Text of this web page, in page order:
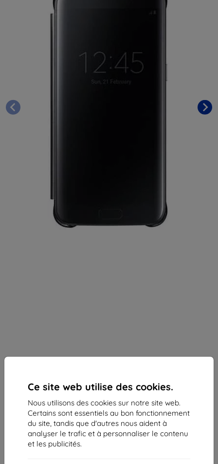
Ce site web utilise des cookies.
Nous utilisons des cookies sur notre site web.
Certains sont essentiels au bon fonctionnement
du site, tandis que d'autres nous aident à
analyser le trafic et à personnaliser le contenu
et les publicités.
Coque SAMSUNG PUZDRO CLEAR VIEW PRE